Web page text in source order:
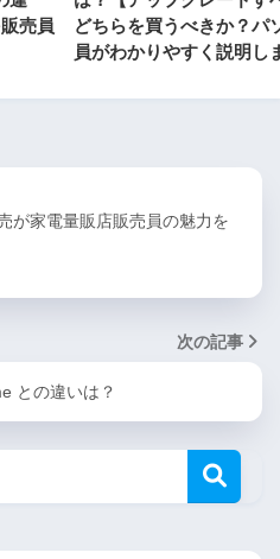
売員
どちらを買うべきか？パ
員がわかりやすく説明し
が家電量販店販売員の魅力を
次の記事
との違いは？